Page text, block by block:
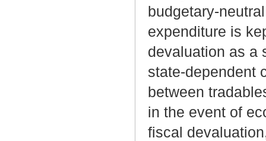
budgetary-
expenditure is
devaluation as a
state-dependent
between
in the event of
fiscal